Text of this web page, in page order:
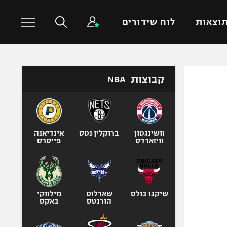
תוצאות לוח שידורים
כדורסל עולמי ענפים נוספים
כדוריד
אגרוף
ספורט אולימפי
UFC
היאבקות WWE
קבוצות NBA
וושינגטון
וויזארדס
ברוקלין נטס
אינדיאנה
פייסרס
שיקגו בולס
שארלוט
הורנטס
מילווקי
באקס